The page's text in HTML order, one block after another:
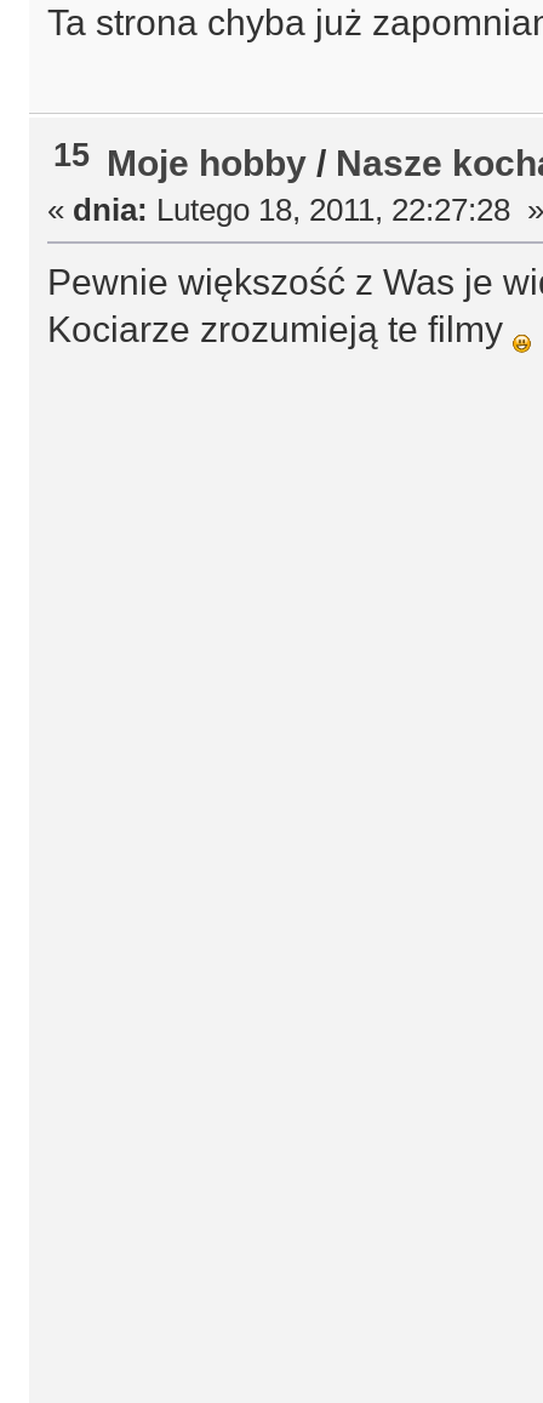
Ta strona chyba już
15 Moje hobby / Nasze
« dnia: Lutego 18, 2011, 22:27:28 »
Pewnie większość z Was je
Kociarze zrozumieją te filmy